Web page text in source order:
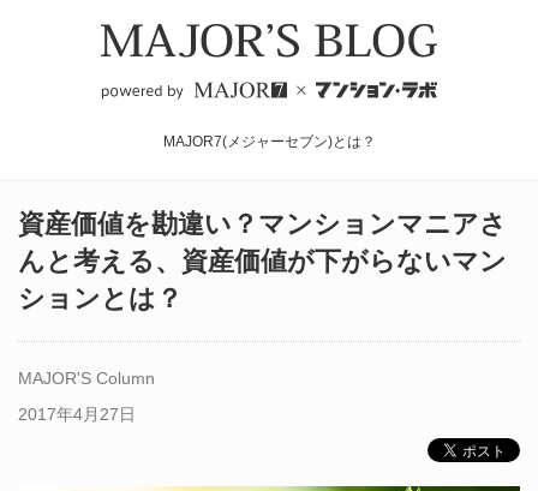
MAJOR7(メジャーセブン)とは？
資産価値を勘違い？マンションマニアさ
んと考える、資産価値が下がらないマン
ションとは？
MAJOR'S Column
2017年4月27日